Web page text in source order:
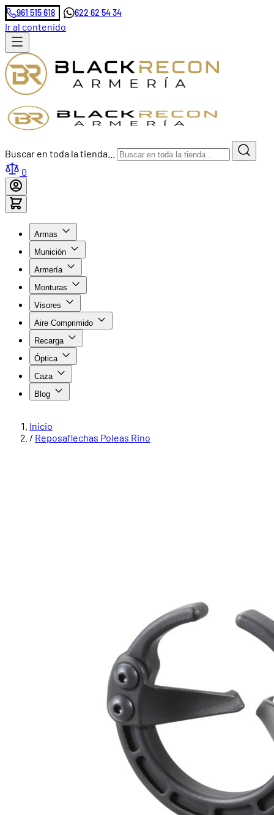
961 515 618 622 62 54 34
Ir al contenido
Buscar en toda la tienda...
0
Armas
Munición
Armería
Monturas
Visores
Aire Comprimido
Recarga
Óptica
Caza
Blog
Inicio
/ Reposaflechas Poleas Rino